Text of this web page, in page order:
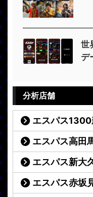
世
デ
分析店舗
エスパス
エスパス高田
エスパス新大
エスパス赤坂